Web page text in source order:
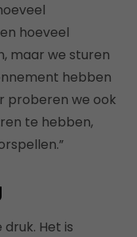
hoeveel
maar we sturen
hebben
proberen we ook
te hebben,
Het is